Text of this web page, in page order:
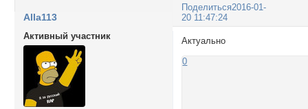
Поделиться2016-01-
20 11:47:24
Alla113
Активный участник
Актуально
0